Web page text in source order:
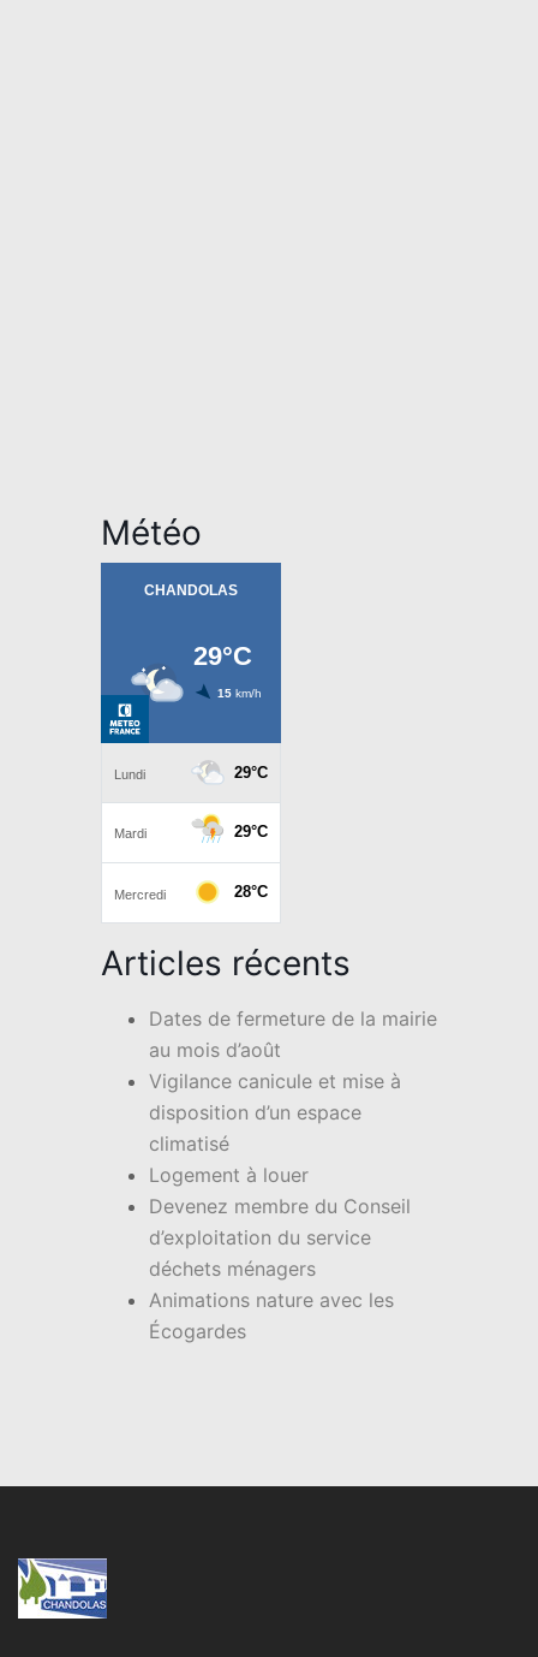
Météo
Articles récents
Dates de fermeture de la mairie
au mois d’août
Vigilance canicule et mise à
disposition d’un espace
climatisé
Logement à louer
Devenez membre du Conseil
d’exploitation du service
déchets ménagers
Animations nature avec les
Écogardes